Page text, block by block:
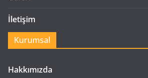
İletişim
Kurumsal
Hakkımızda